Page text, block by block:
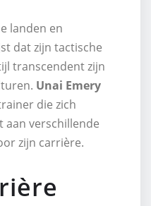
landen en
dat zijn tactische
transcendent zijn
Unai Emery
die zich
aan verschillende
zijn carrière.